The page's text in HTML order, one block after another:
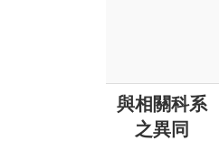
與相關科系
之異同